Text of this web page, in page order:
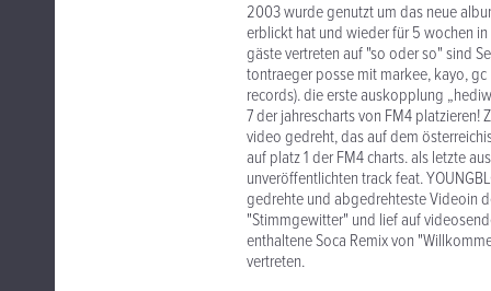
2003 wurde genutzt um das neue
erblickt hat und wieder für 5 wochen
gäste vertreten auf "so oder so" sind
tontraeger posse mit markee, kayo,
records). die erste auskopplung
7 der jahrescharts von FM4 platzieren!
video gedreht, das auf dem
auf platz 1 der FM4 charts. als letzte
unveröffentlichten track feat.
gedrehte und abgedrehteste Videoin
"Stimmgewitter" und lief auf
enthaltene Soca Remix von
vertreten.